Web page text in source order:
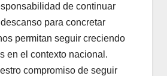
de continuar
para concretar
permitan seguir creciendo
en el contexto nacional.
compromiso de seguir